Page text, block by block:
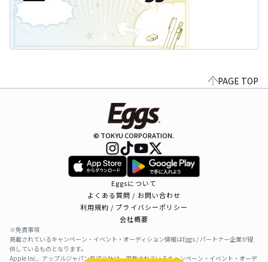
PAGE TOP
© TOKYU CORPORATION.
Eggsについて
よくある質問 / お問い合わせ
利用規約 / プライバシーポリシー
会社概要
※免責事項
掲載されているキャンペーン・イベント・オーディション情報はEggs / パートナー企業が提
供しているものとなります。
Apple Inc、アップルジャパン株式会社は、掲載されているキャンペーン・イベント・オーデ